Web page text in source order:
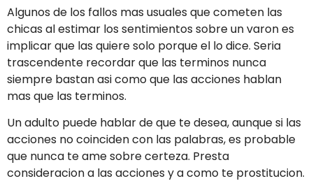
Algunos de los fallos mas usuales que cometen las
chicas al estimar los sentimientos sobre un varon es
implicar que las quiere solo porque el lo dice. Seri­a
trascendente recordar que las terminos nunca
siempre bastan asi­ como que las acciones hablan
mas que las terminos.
Un adulto puede hablar de que te desea, aunque si las
acciones no coinciden con las palabras, es probable
que nunca te ame sobre certeza. Presta
consideracion a las acciones y a como te prostitucion.